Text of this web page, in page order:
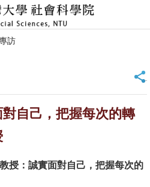
訪
_
對自己，把握每次的轉
授：誠實面對自己，把握每次的